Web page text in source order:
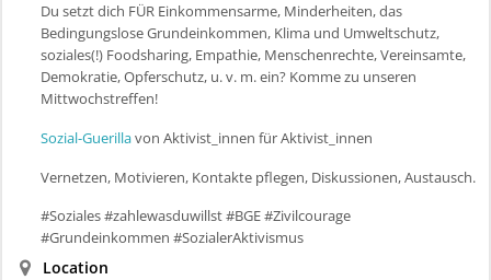
Du setzt dich FÜR Einkommensarme, Minderheiten, das
Bedingungslose Grundeinkommen, Klima und Umweltschutz,
soziales(!) Foodsharing, Empathie, Menschenrechte, Vereinsamte,
Demokratie, Opferschutz, u. v. m. ein? Komme zu unseren
Mittwochstreffen!
Sozial-Guerillavon Aktivist_innen für Aktivist_innen
Vernetzen, Motivieren, Kontakte pflegen, Diskussionen, Austausch.
#Soziales #zahlewasduwillst #BGE #Zivilcourage
#Grundeinkommen #SozialerAktivismus
Location